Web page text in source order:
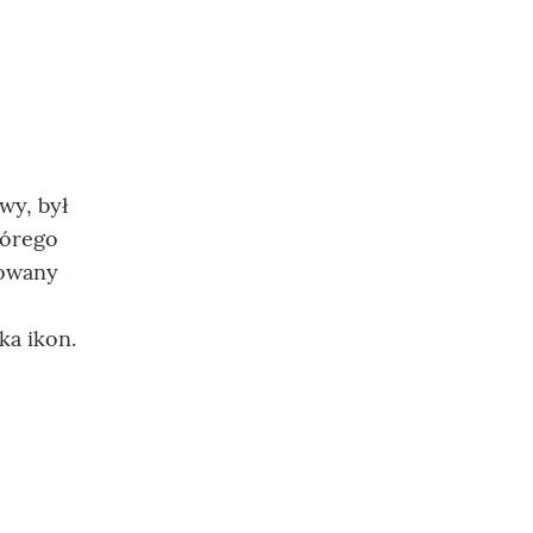
był
ikon.